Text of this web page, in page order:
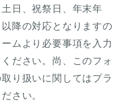
日、祝祭日、年末年
降の対応となりますの
ムより必要事項を入力
ださい。尚、このフォ
り扱いに関してはプラ
さい。